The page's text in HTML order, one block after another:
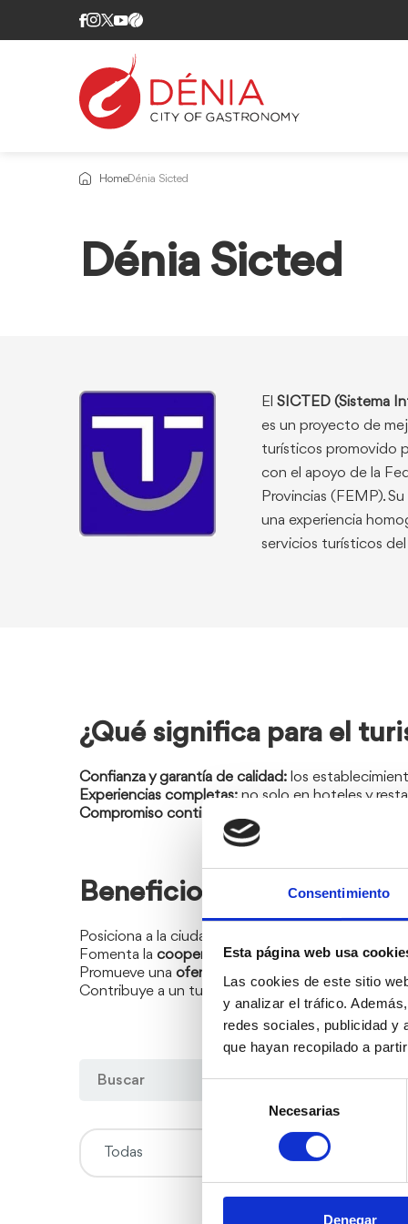
Consentimiento
Esta página web usa
Las cookies de este sitio
y analizar el tráfico.
redes sociales, publicidad y
que hayan recopilado a
consentimiento
Necesarias
Denegar
HomeDénia Sicted
Dénia Sicted
Información
sobre
El SICTED (Sistema
es un proyecto de
turísticos promovido
con el apoyo de la
Provincias (FEMP).
una experiencia
servicios turísticos
¿Qué significa para el
Confianza y garantía de calidad: los
Experiencias completas: no solo en hoteles y
Compromiso continuo:
Beneficios para Dénia
Posiciona a la ciudad como
Fomenta la cooperación público-privada,
Promueve una oferta diversificada y competitiva
Contribuye a un turismo más sostenible y
Todas